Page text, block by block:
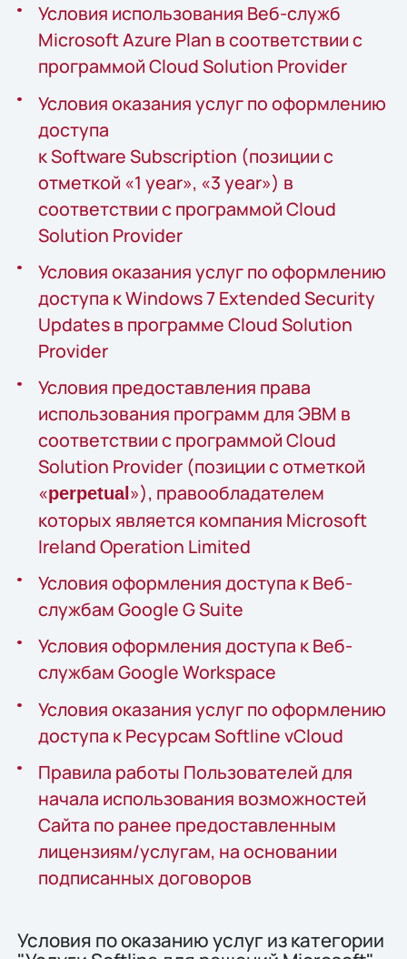
Условия использования Веб-служб
Microsoft Azure Plan в соответствии с
программой Cloud Solution Provider
Условия оказания услуг по оформлению
доступа
к Software Subscription (позиции с
отметкой «1 year», «3 year») в
соответствии с программой Cloud
Solution Provider
Условия оказания услуг по оформлению
доступа к Windows 7 Extended Security
Updates в программе Cloud Solution
Provider
Условия предоставления права
использования программ для ЭВМ в
соответствии с программой Cloud
Solution Provider (позиции с отметкой
«perpetual »), правообладателем
которых является компания Microsoft
Ireland Operation Limited
Условия оформления доступа к Веб-
службам Google G Suite
Условия оформления доступа к Веб-
службам Google Workspace
Условия оказания услуг по оформлению
доступа к Ресурсам Softline vCloud
Правила работы Пользователей для
начала использования возможностей
Сайта по ранее предоставленным
лицензиям/услугам, на основании
подписанных договоров
Условия по оказанию услуг из категории